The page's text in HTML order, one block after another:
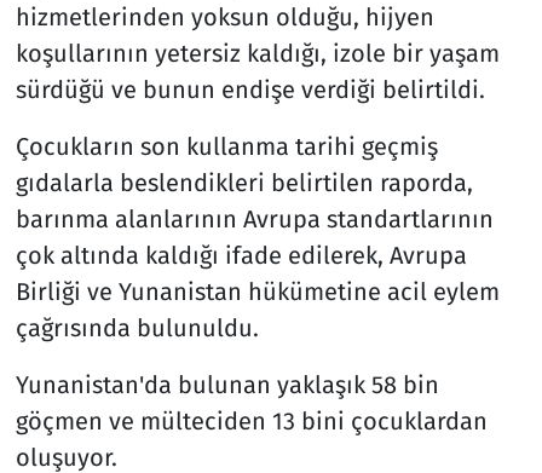
hizmetlerinden yoksun olduğu, hijyen
koşullarının yetersiz kaldığı, izole bir yaşam
sürdüğü ve bunun endişe verdiği belirtildi.
Çocukların son kullanma tarihi geçmiş
gıdalarla beslendikleri belirtilen raporda,
barınma alanlarının Avrupa standartlarının
çok altında kaldığı ifade edilerek, Avrupa
Birliği ve Yunanistan hükümetine acil eylem
çağrısında bulunuldu.
Yunanistan'da bulunan yaklaşık 58 bin
göçmen ve mülteciden 13 bini çocuklardan
oluşuyor.